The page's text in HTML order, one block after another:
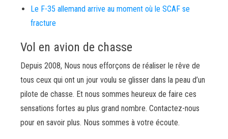
Le F-35 allemand arrive au moment où le SCAF se
fracture
Vol en avion de chasse
Depuis 2008, Nous nous efforçons de réaliser le rêve de
tous ceux qui ont un jour voulu se glisser dans la peau d’un
pilote de chasse. Et nous sommes heureux de faire ces
sensations fortes au plus grand nombre. Contactez-nous
pour en savoir plus. Nous sommes à votre écoute.